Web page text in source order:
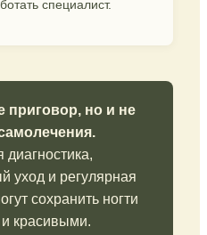
специалист.
но и не
диагностика,
уход и регулярная
сохранить ногти
красивыми.